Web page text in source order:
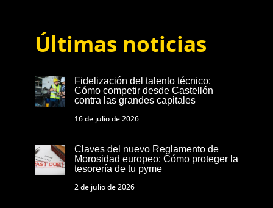
Últimas noticias
Fidelización del talento técnico:
Cómo competir desde Castellón
contra las grandes capitales
16 de julio de 2026
Claves del nuevo Reglamento de
Morosidad europeo: Cómo proteger la
tesorería de tu pyme
2 de julio de 2026